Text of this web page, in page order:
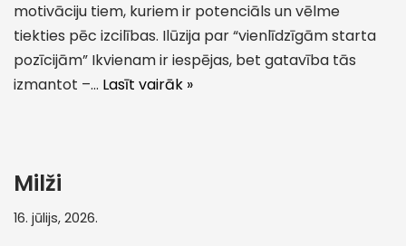
motivāciju tiem, kuriem ir potenciāls un vēlme
tiekties pēc izcilības. Ilūzija par “vienlīdzīgām starta
pozīcijām” Ikvienam ir iespējas, bet gatavība tās
izmantot –… Lasīt vairāk »
Milži
16. jūlijs, 2026.